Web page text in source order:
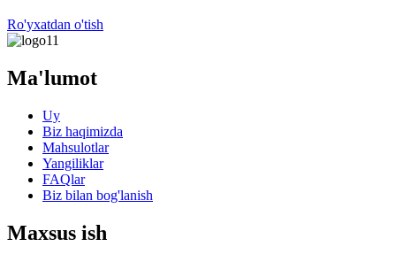
Ro'yxatdan o'tish
Ma'lumot
Uy
Biz haqimizda
Mahsulotlar
Yangiliklar
FAQlar
Biz bilan bog'lanish
Maxsus ish